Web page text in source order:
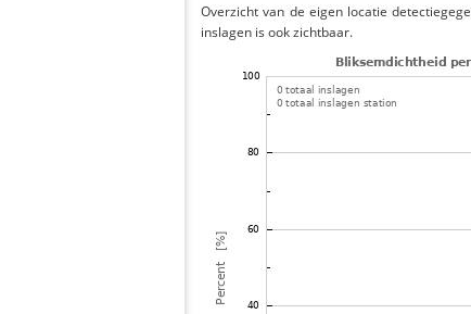
Overzicht van de eigen locatie
inslagen is ook zichtbaar.